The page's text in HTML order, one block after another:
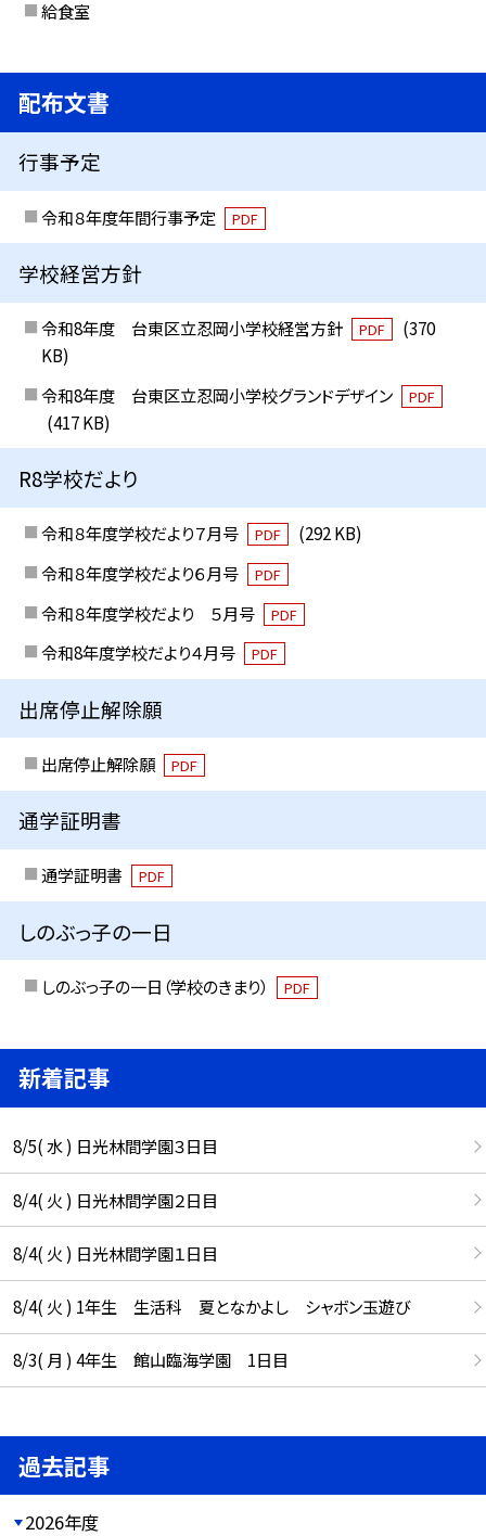
給食室
配布文書
行事予定
令和８年度年間行事予定 PDF
学校経営方針
令和8年度 台東区立忍岡小学校経営方針 PDF
(370
KB)
令和8年度 台東区立忍岡小学校グランドデザイン
PDF
(417 KB)
R8学校だより
令和８年度学校だより７月号 PDF
(292 KB)
令和８年度学校だより６月号
PDF
令和８年度学校だより ５月号 PDF
令和8年度学校だより４月号 PDF
出席停止解除願
出席停止解除願 PDF
通学証明書
通学証明書 PDF
しのぶっ子の一日
しのぶっ子の一日（学校のきまり） PDF
新着記事
8/5( 水 ) 日光林間学園３日目
8/4( 火 ) 日光林間学園２日目
8/4( 火 ) 日光林間学園１日目
8/4( 火 ) 1年生 生活科 夏となかよし シャボン玉遊び
8/3( 月 ) 4年生 館山臨海学園 1日目
過去記事
2026年度